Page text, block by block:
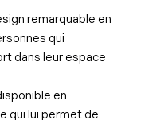
remarquable en
qui
dans leur espace
en
qui lui permet de